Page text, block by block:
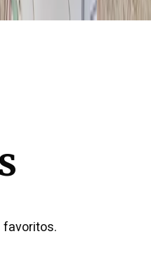
favoritos.